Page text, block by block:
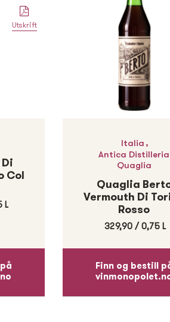
Utskrift
Col
L
Italia ,
Antica Distilleria
Quaglia
Finn og bestill
Quaglia
Vermouth Di
Rosso
329,90 /0,75 L